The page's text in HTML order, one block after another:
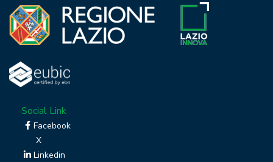
Social Link
Facebook
X
Linkedin